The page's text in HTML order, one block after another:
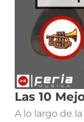
Las 10
A lo largo de